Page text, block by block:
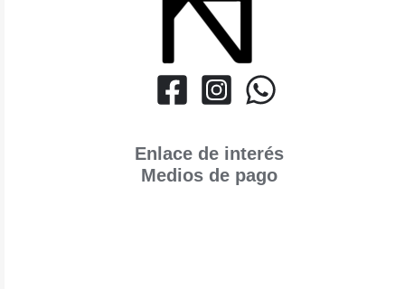
Enlace de interés
Medios de pago